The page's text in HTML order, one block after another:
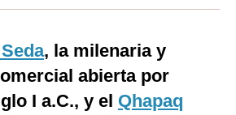
, la milenaria y
abierta por
I a.C., y el Qhapaq